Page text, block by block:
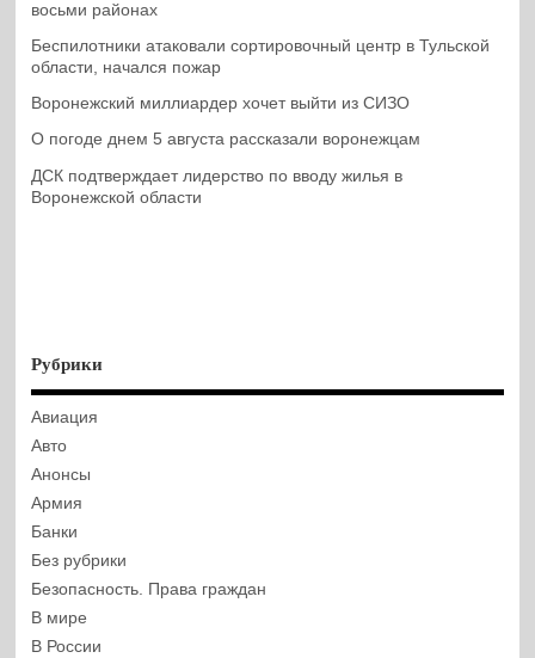
восьми районах
Беспилотники атаковали сортировочный центр в Тульской
области, начался пожар
Воронежский миллиардер хочет выйти из СИЗО
О погоде днем 5 августа рассказали воронежцам
ДСК подтверждает лидерство по вводу жилья в
Воронежской области
Рубрики
Авиация
Авто
Анонсы
Армия
Банки
Без рубрики
Безопасность. Права граждан
В мире
В России